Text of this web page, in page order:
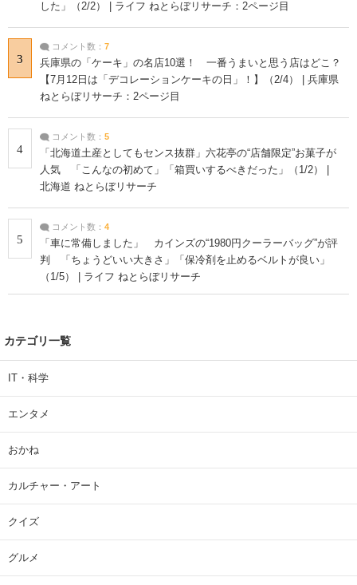
した」（2/2） | ライフ ねとらぼリサーチ：2ページ目
3
コメント数： 7
兵庫県の「ケーキ」の名店10選！ 一番うまいと思う店はどこ？
【7月12日は「デコレーションケーキの日」！】（2/4） | 兵庫県
ねとらぼリサーチ：2ページ目
4
コメント数： 5
「北海道土産としてもセンス抜群」六花亭の“店舗限定”お菓子が
人気 「こんなの初めて」「箱買いするべきだった」（1/2） |
北海道 ねとらぼリサーチ
5
コメント数： 4
「車に常備しました」 カインズの“1980円クーラーバッグ”が評
判 「ちょうどいい大きさ」「保冷剤を止めるベルトが良い」
（1/5） | ライフ ねとらぼリサーチ
カテゴリ一覧
IT・科学
エンタメ
おかね
カルチャー・アート
クイズ
グルメ